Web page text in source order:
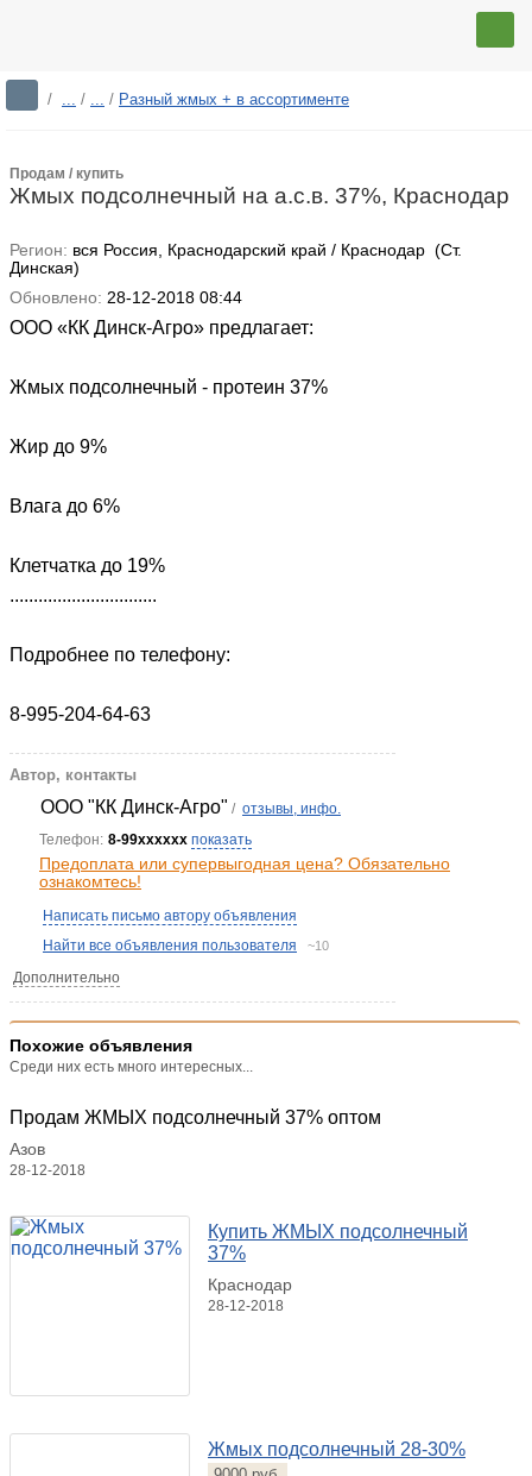
/ ... / ... / Разный жмых + в ассортименте
Продам / купить
Жмых подсолнечный на а.с.в. 37%, Краснодар
Регион: вся Россия, Краснодарский край / Краснодар (Ст.
Динская)
Обновлено: 28-12-2018 08:44
ООО «КК Динск-Агро» предлагает:
Жмых подсолнечный - протеин 37%
Жир до 9%
Влага до 6%
Клетчатка до 19%
...............................
Подробнее по телефону:
8-995-204-64-63
Автор, контакты
ООО "КК Динск-Агро" / отзывы, инфо.
Телефон: 8-99xxxxxx показать
Предоплата или супервыгодная цена? Обязательно
ознакомтесь!
Написать письмо автору объявления
Найти все объявления пользователя
~10
Дополнительно
Похожие объявления
Среди них есть много интересных...
Продам ЖМЫХ подсолнечный 37% оптом
Азов
28-12-2018
Купить ЖМЫХ подсолнечный
37%
Краснодар
28-12-2018
Жмых подсолнечный 28-30%